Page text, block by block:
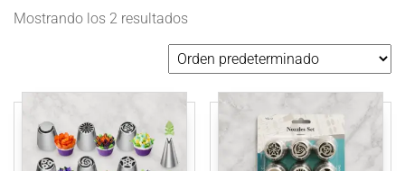
Mostrando los 2 resultados